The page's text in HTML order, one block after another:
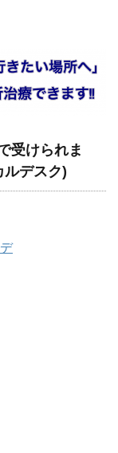
受けられま
デスク)